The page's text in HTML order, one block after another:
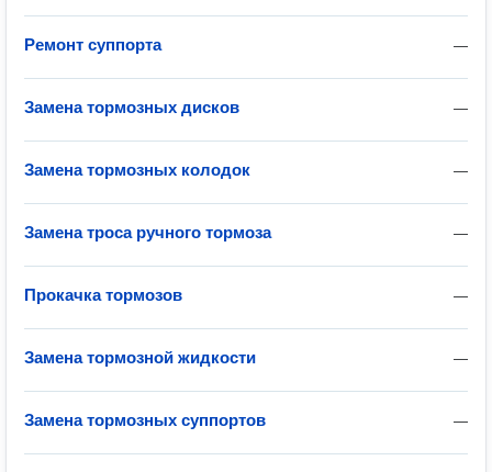
—
Ремонт суппорта
—
Замена тормозных дисков
—
Замена тормозных колодок
—
Замена троса ручного тормоза
—
Прокачка тормозов
—
Замена тормозной жидкости
—
Замена тормозных суппортов